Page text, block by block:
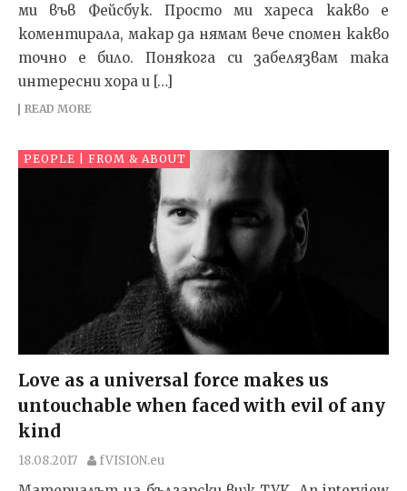
ми във Фейсбук. Просто ми хареса какво е
коментирала, макар да нямам вече спомен какво
точно е било. Понякога си забелязвам така
интересни хора и […]
READ MORE
PEOPLE | FROM & ABOUT
Love as a universal force makes us
untouchable when faced with evil of any
kind
18.08.2017 fVISION.eu